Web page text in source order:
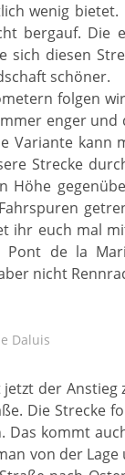
wenig
bergauf. Die
sich diesen
schöner.
folgen
enger
Variante kann
Strecke
Höhe
ihr euch mal
de la
nicht
Daluis
der
Die Strecke
Das kommt
von der